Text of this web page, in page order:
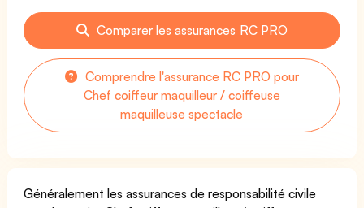
Comparer les assurances RC PRO
Comprendre l'assurance RC PRO pour
Chef coiffeur maquilleur / coiffeuse
maquilleuse spectacle
Généralement les assurances de responsabilité civile